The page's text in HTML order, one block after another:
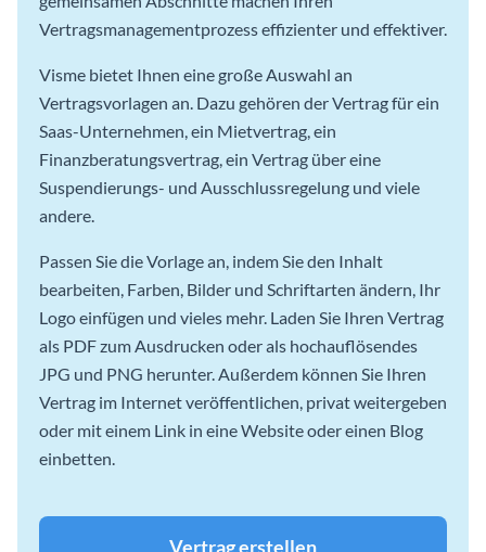
Vertragsmanagementprozess effizienter und effektiver.
Visme bietet Ihnen eine große Auswahl an
Vertragsvorlagen an. Dazu gehören der Vertrag für ein
Saas-Unternehmen, ein Mietvertrag, ein
Finanzberatungsvertrag, ein Vertrag über eine
Suspendierungs- und Ausschlussregelung und viele
andere.
Passen Sie die Vorlage an, indem Sie den Inhalt
bearbeiten, Farben, Bilder und Schriftarten ändern, Ihr
Logo einfügen und vieles mehr. Laden Sie Ihren Vertrag
als PDF zum Ausdrucken oder als hochauflösendes
JPG und PNG herunter. Außerdem können Sie Ihren
Vertrag im Internet veröffentlichen, privat weitergeben
oder mit einem Link in eine Website oder einen Blog
einbetten.
Vertrag erstellen